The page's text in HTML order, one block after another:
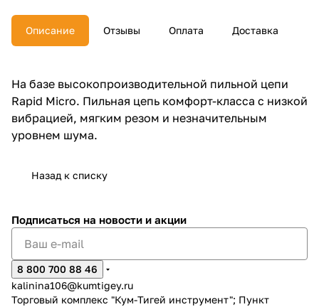
Описание Отзывы Оплата Доставка
На базе высокопроизводительной пильной цепи
Rapid Micro. Пильная цепь комфорт-класса с низкой
вибрацией, мягким резом и незначительным
уровнем шума.
Назад к списку
Подписаться на новости и акции
8 800 700 88 46
kalinina106@kumtigey.ru
Торговый комплекс "Кум-Тигей инструмент"; Пункт
раз в 2
недели